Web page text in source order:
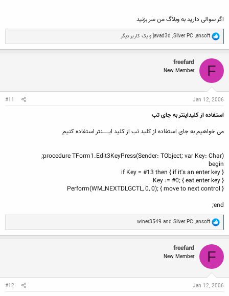
اگر سوالی دارید به وبلاگ من سر بزنید
R
e
a
c
t
i
o
n
:
ansoft
,
Silver PC
,
javad3dو یک کاربر دیگر
F
freefard
New Member
Jan 12, 2006
#11
استفاده از کلیداینتر به جای تب
می خواهیم به جای استفاده از کلید تب از کلید ایــــــنتر استفاده کنیم
procedure TForm1.Edit3KeyPress(Sender: TObject; var Key: Char);
begin
if Key = #13 then { if it's an enter key }
Key := #0; { eat enter key }
Perform(WM_NEXTDLGCTL, 0, 0); { move to next control }
end;
R
e
a
c
t
i
o
n
:
ansoft
,
Silver PC
winer3549
F
freefard
New Member
Jan 12, 2006
#12